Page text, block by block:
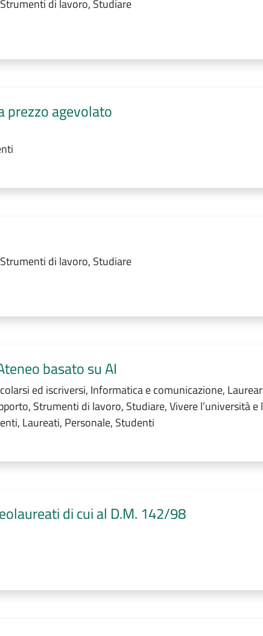
di lavoro, Studiare
prezzo agevolato
di lavoro, Studiare
basato su AI
ed iscriversi, Informatica e comunicazione,
Strumenti di lavoro, Studiare, Vivere l’università e
Laureati, Personale, Studenti
di cui al D.M. 142/98